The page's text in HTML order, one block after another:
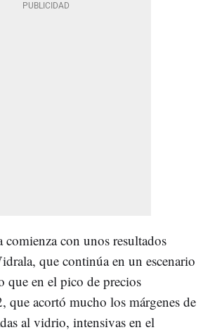
comienza con unos resultados
que continúa en un escenario
que en el pico de precios
que acortó mucho los márgenes de
al vidrio, intensivas en el